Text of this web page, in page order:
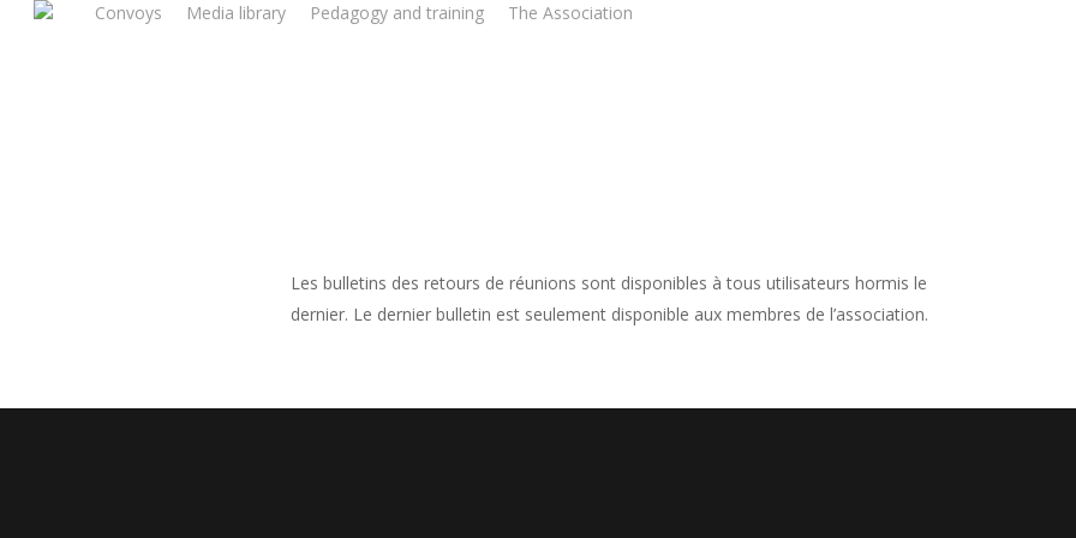
Convoys Media library Pedagogy and training The Association
Les bulletins des retours de réunions sont disponibles à tous utilisateurs hormis le
dernier. Le dernier bulletin est seulement disponible aux membres de l’association.